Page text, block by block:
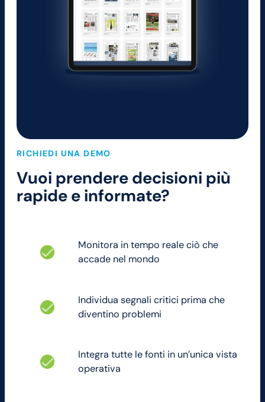
RICHIEDI UNA DEMO
Vuoi prendere decisioni più
rapide e informate?
Monitora in tempo reale ciò che
accade nel mondo
Individua segnali critici prima che
diventino problemi
Integra tutte le fonti in un’unica vista
operativa